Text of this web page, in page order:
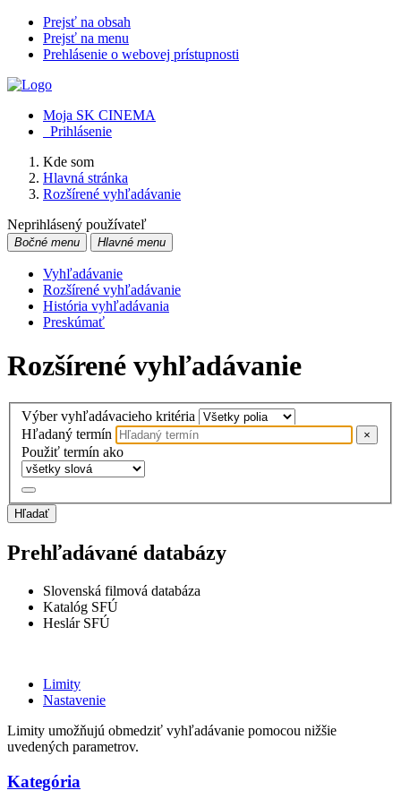
Prejsť na obsah
Prejsť na menu
Prehlásenie o webovej prístupnosti
Moja SK CINEMA
Prihlásenie
Kde som
Hlavná stránka
Rozšírené vyhľadávanie
Neprihlásený používateľ
Bočné menu Hlavné menu
Vyhľadávanie
Rozšírené vyhľadávanie
História vyhľadávania
Preskúmať
Rozšírené vyhľadávanie
Výber vyhľadávacieho kritéria
Hľadaný termín
×
Použiť termín ako
Hľadať
Prehľadávané databázy
Slovenská filmová databáza
Katalóg SFÚ
Heslár SFÚ
Limity
Nastavenie
Limity umožňujú obmedziť vyhľadávanie pomocou nižšie
uvedených parametrov.
Kategória